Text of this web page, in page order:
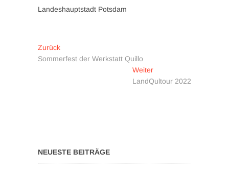
Landeshauptstadt Potsdam
Beitragsnavigation
ZurückVorheriger
Beitrag:
Sommerfest der Werkstatt Quillo
WeiterNächster
Beitrag:
LandQultour 2022
NEUESTE BEITRÄGE